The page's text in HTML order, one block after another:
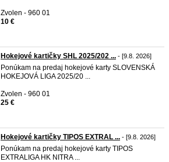
Zvolen - 960 01
10 €
Hokejové kartičky SHL 2025/202 ... - [9.8. 2026]
Ponúkam na predaj hokejové karty SLOVENSKÁ
HOKEJOVÁ LIGA 2025/20 ...
Zvolen - 960 01
25 €
Hokejové kartičky TIPOS EXTRAL ... - [9.8. 2026]
Ponúkam na predaj hokejové karty TIPOS
EXTRALIGA HK NITRA ...